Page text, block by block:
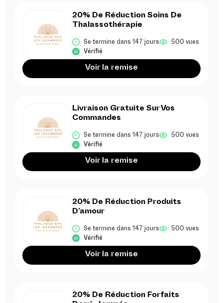
20% De Réduction Soins De
Thalassothérapie
Se termine dans 147 jours 500 vues
Vérifié
Voir la remise
Livraison Gratuite Sur Vos
Commandes
Se termine dans 147 jours 500 vues
Vérifié
Voir la remise
20% De Réduction Produits
D’amour
Se termine dans 147 jours 500 vues
Vérifié
Voir la remise
20% De Réduction Forfaits